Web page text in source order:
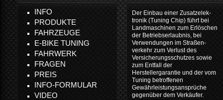
Der Einbau einer Zusatzelek-
tronik (Tuning Chip) führt bei
Landmaschinen zum Erlöschen
der Betriebserlaubnis, bei
Verwendungen im Straßen-
verkehr zum Verlust des
Versicherungsschutzes sowie
zum Entfall der
Herstellergarantie und der vom
Tuning betroffenen
Gewährleistungsansprüche
gegenüber dem Verkäufer.
INFO
PRODUKTE
FAHRZEUGE
E-BIKE TUNING
FAHRWERK
FRAGEN
PREIS
INFO-FORMULAR
VIDEO